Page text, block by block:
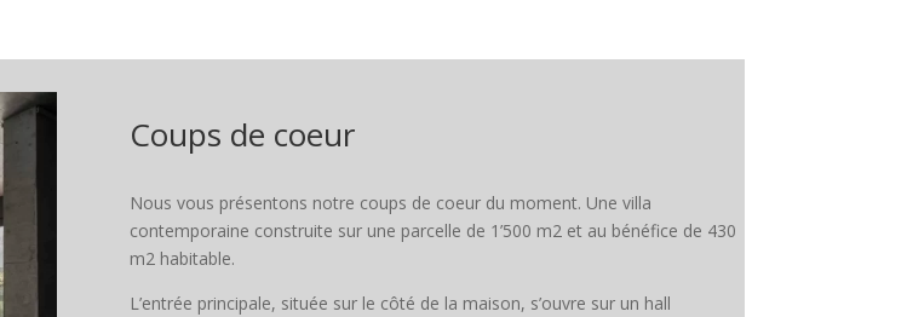
Coups de coeur
Nous vous présentons notre coups de coeur du moment. Une villa
contemporaine construite sur une parcelle de 1’500 m2 et au bénéfice de 430
m2 habitable.
L’entrée principale, située sur le côté de la maison, s’ouvre sur un hall